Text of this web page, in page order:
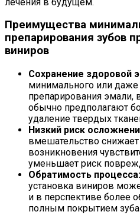
Преимущества
препарирования зубов
виниров
Сохранение здоровой
минимального или даже
препарирования эмали,
обычно предполагают
удаление твердых
Низкий риск
вмешательство снижает
возникновения
уменьшает риск
Обратимость процесса:
установка виниров
и в перспективе более
полным покрытием зуба